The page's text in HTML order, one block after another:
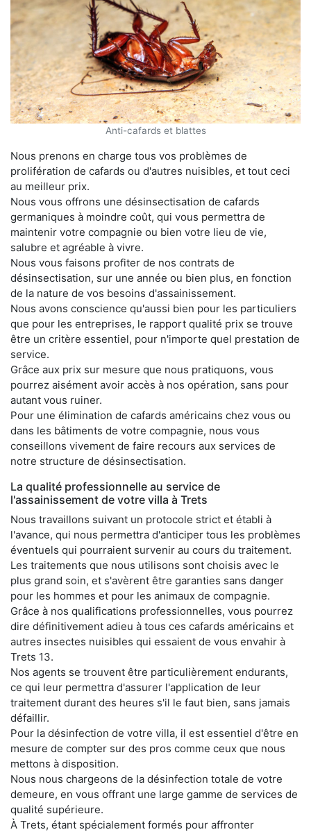
Anti-cafards et blattes
Nous prenons en charge tous vos problèmes de
prolifération de cafards ou d'autres nuisibles, et tout ceci
au meilleur prix.
Nous vous offrons une désinsectisation de cafards
germaniques à moindre coût, qui vous permettra de
maintenir votre compagnie ou bien votre lieu de vie,
salubre et agréable à vivre.
Nous vous faisons profiter de nos contrats de
désinsectisation, sur une année ou bien plus, en fonction
de la nature de vos besoins d'assainissement.
Nous avons conscience qu'aussi bien pour les particuliers
que pour les entreprises, le rapport qualité prix se trouve
être un critère essentiel, pour n'importe quel prestation de
service.
Grâce aux prix sur mesure que nous pratiquons, vous
pourrez aisément avoir accès à nos opération, sans pour
autant vous ruiner.
Pour une élimination de cafards américains chez vous ou
dans les bâtiments de votre compagnie, nous vous
conseillons vivement de faire recours aux services de
notre structure de désinsectisation.
La qualité professionnelle au service de
l'assainissement de votre villa à Trets
Nous travaillons suivant un protocole strict et établi à
l'avance, qui nous permettra d'anticiper tous les problèmes
éventuels qui pourraient survenir au cours du traitement.
Les traitements que nous utilisons sont choisis avec le
plus grand soin, et s'avèrent être garanties sans danger
pour les hommes et pour les animaux de compagnie.
Grâce à nos qualifications professionnelles, vous pourrez
dire définitivement adieu à tous ces cafards américains et
autres insectes nuisibles qui essaient de vous envahir à
Trets 13.
Nos agents se trouvent être particulièrement endurants,
ce qui leur permettra d'assurer l'application de leur
traitement durant des heures s'il le faut bien, sans jamais
défaillir.
Pour la désinfection de votre villa, il est essentiel d'être en
mesure de compter sur des pros comme ceux que nous
mettons à disposition.
Nous nous chargeons de la désinfection totale de votre
demeure, en vous offrant une large gamme de services de
qualité supérieure.
À Trets, étant spécialement formés pour affronter